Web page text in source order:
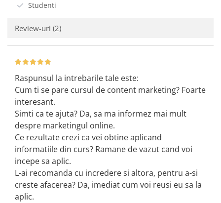
Studenti
Review-uri (2)
Raspunsul la intrebarile tale este:
Cum ti se pare cursul de content marketing? Foarte
interesant.
Simti ca te ajuta? Da, sa ma informez mai mult
despre marketingul online.
Ce rezultate crezi ca vei obtine aplicand
informatiile din curs? Ramane de vazut cand voi
incepe sa aplic.
L-ai recomanda cu incredere si altora, pentru a-si
creste afacerea? Da, imediat cum voi reusi eu sa la
aplic.